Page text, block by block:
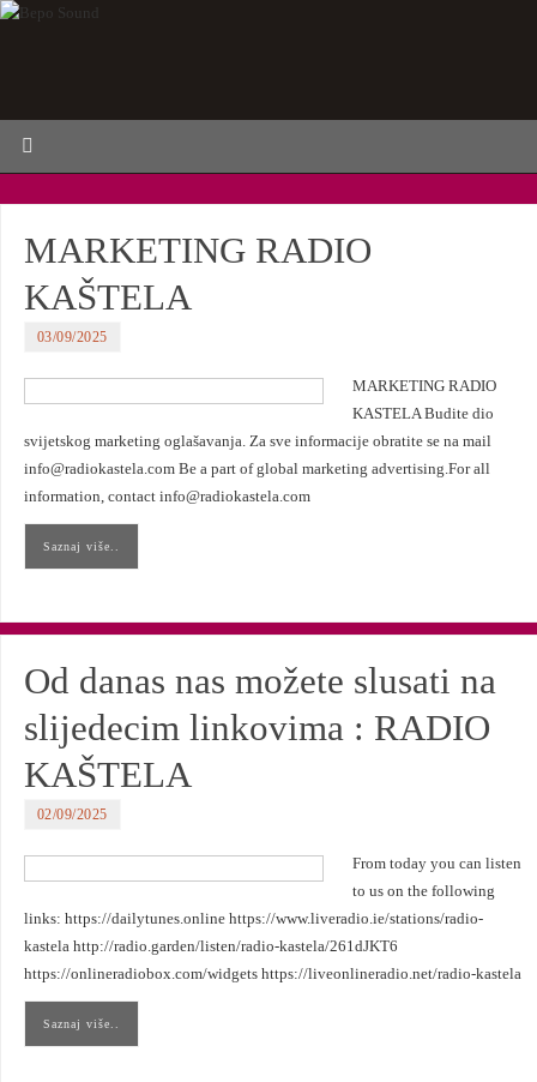
MARKETING RADIO
KAŠTELA
03/09/2025
MARKETING RADIO
KASTELA Budite dio
svijetskog marketing oglašavanja. Za sve informacije obratite se na mail
info@radiokastela.com Be a part of global marketing advertising.For all
information, contact info@radiokastela.com
Saznaj više..
Od danas nas možete slusati na
slijedecim linkovima : RADIO
KAŠTELA
02/09/2025
From today you can listen
to us on the following
links: https://dailytunes.online https://www.liveradio.ie/stations/radio-
kastela http://radio.garden/listen/radio-kastela/261dJKT6
https://onlineradiobox.com/widgets https://liveonlineradio.net/radio-kastela
Saznaj više..